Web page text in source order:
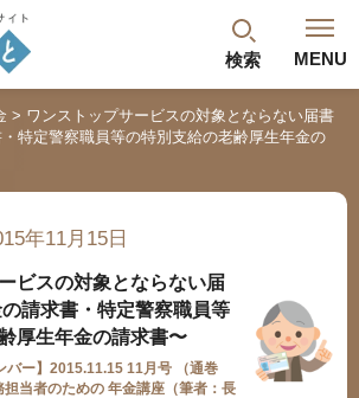
検索 MENU
閉じる
閲覧履歴 ランキング
質問
ワンストップサービスの対象とならない届書
特定警察職員等の特別支給の老齢厚生年金の
年11月15日
ビスの対象とならない届
請求書・特定警察職員等
厚生年金の請求書〜
バー】2015.11.15 11月号 （通巻
当者のための 年金講座（筆者：長